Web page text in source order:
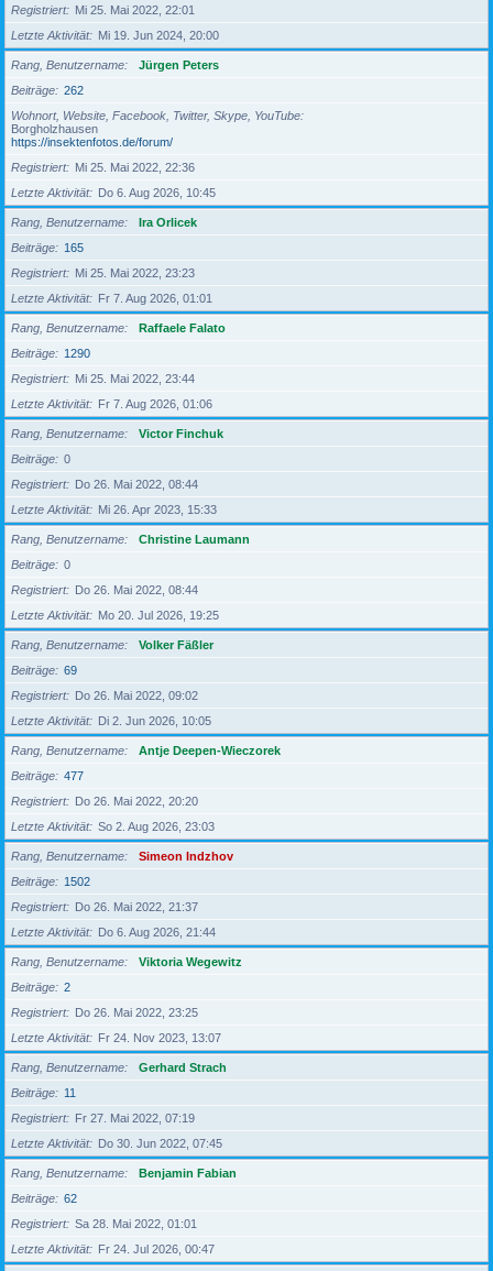
Registriert
Mi 25. Mai 2022, 22:01
Letzte Aktivität
Mi 19. Jun 2024, 20:00
Rang, Benutzername
Jürgen Peters
Beiträge
262
Wohnort, Website, Facebook, Twitter, Skype, YouTube
Borgholzhausen
https://insektenfotos.de/forum/
Registriert
Mi 25. Mai 2022, 22:36
Letzte Aktivität
Do 6. Aug 2026, 10:45
Rang, Benutzername
Ira Orlicek
Beiträge
165
Registriert
Mi 25. Mai 2022, 23:23
Letzte Aktivität
Fr 7. Aug 2026, 01:01
Rang, Benutzername
Raffaele Falato
Beiträge
1290
Registriert
Mi 25. Mai 2022, 23:44
Letzte Aktivität
Fr 7. Aug 2026, 01:06
Rang, Benutzername
Victor Finchuk
Beiträge
0
Registriert
Do 26. Mai 2022, 08:44
Letzte Aktivität
Mi 26. Apr 2023, 15:33
Rang, Benutzername
Christine Laumann
Beiträge
0
Registriert
Do 26. Mai 2022, 08:44
Letzte Aktivität
Mo 20. Jul 2026, 19:25
Rang, Benutzername
Volker Fäßler
Beiträge
69
Registriert
Do 26. Mai 2022, 09:02
Letzte Aktivität
Di 2. Jun 2026, 10:05
Rang, Benutzername
Antje Deepen-Wieczorek
Beiträge
477
Registriert
Do 26. Mai 2022, 20:20
Letzte Aktivität
So 2. Aug 2026, 23:03
Rang, Benutzername
Simeon Indzhov
Beiträge
1502
Registriert
Do 26. Mai 2022, 21:37
Letzte Aktivität
Do 6. Aug 2026, 21:44
Rang, Benutzername
Viktoria Wegewitz
Beiträge
2
Registriert
Do 26. Mai 2022, 23:25
Letzte Aktivität
Fr 24. Nov 2023, 13:07
Rang, Benutzername
Gerhard Strach
Beiträge
11
Registriert
Fr 27. Mai 2022, 07:19
Letzte Aktivität
Do 30. Jun 2022, 07:45
Rang, Benutzername
Benjamin Fabian
Beiträge
62
Registriert
Sa 28. Mai 2022, 01:01
Letzte Aktivität
Fr 24. Jul 2026, 00:47